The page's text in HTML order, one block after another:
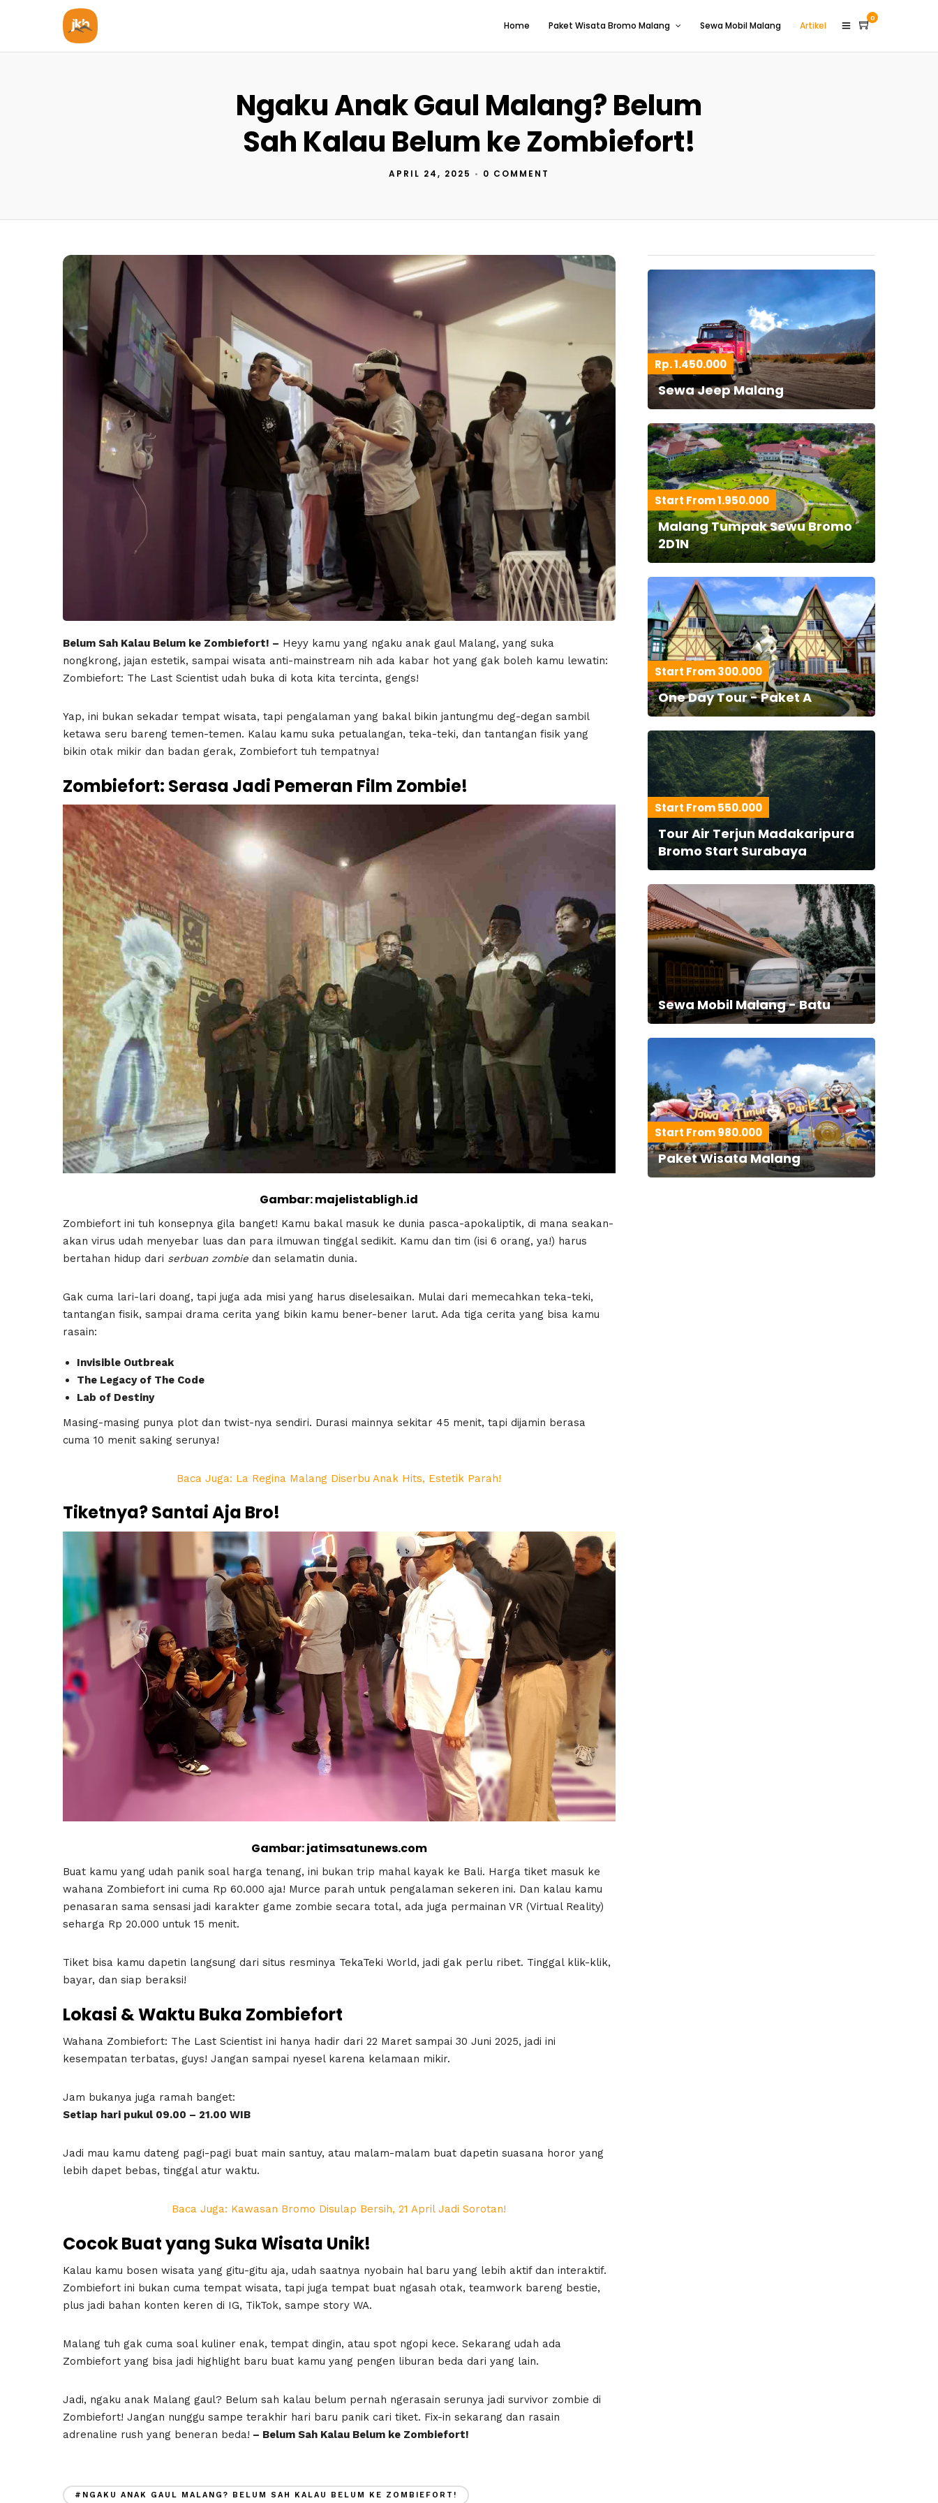
Home Paket Wisata Bromo Malang Sewa Mobil Malang Artikel
0
Ngaku Anak Gaul Malang? Belum
Sah Kalau Belum ke Zombiefort!
APRIL 24, 2025 • 0 COMMENT
Belum Sah Kalau Belum ke Zombiefort! – Heyy kamu yang ngaku anak gaul Malang, yang suka
nongkrong, jajan estetik, sampai wisata anti-mainstream nih ada kabar hot yang gak boleh kamu lewatin:
Zombiefort: The Last Scientist udah buka di kota kita tercinta, gengs!
Yap, ini bukan sekadar tempat wisata, tapi pengalaman yang bakal bikin jantungmu deg-degan sambil
ketawa seru bareng temen-temen. Kalau kamu suka petualangan, teka-teki, dan tantangan fisik yang
bikin otak mikir dan badan gerak, Zombiefort tuh tempatnya!
Zombiefort: Serasa Jadi Pemeran Film Zombie!
Gambar: majelistabligh.id
Zombiefort ini tuh konsepnya gila banget! Kamu bakal masuk ke dunia pasca-apokaliptik, di mana seakan-
akan virus udah menyebar luas dan para ilmuwan tinggal sedikit. Kamu dan tim (isi 6 orang, ya!) harus
bertahan hidup dari serbuan zombie dan selamatin dunia.
Gak cuma lari-lari doang, tapi juga ada misi yang harus diselesaikan. Mulai dari memecahkan teka-teki,
tantangan fisik, sampai drama cerita yang bikin kamu bener-bener larut. Ada tiga cerita yang bisa kamu
rasain:
Invisible Outbreak
The Legacy of The Code
Lab of Destiny
Masing-masing punya plot dan twist-nya sendiri. Durasi mainnya sekitar 45 menit, tapi dijamin berasa
cuma 10 menit saking serunya!
Baca Juga: La Regina Malang Diserbu Anak Hits, Estetik Parah!
Tiketnya? Santai Aja Bro!
Gambar: jatimsatunews.com
Buat kamu yang udah panik soal harga tenang, ini bukan trip mahal kayak ke Bali. Harga tiket masuk ke
wahana Zombiefort ini cuma Rp 60.000 aja! Murce parah untuk pengalaman sekeren ini. Dan kalau kamu
penasaran sama sensasi jadi karakter game zombie secara total, ada juga permainan VR (Virtual Reality)
seharga Rp 20.000 untuk 15 menit.
Tiket bisa kamu dapetin langsung dari situs resminya TekaTeki World, jadi gak perlu ribet. Tinggal klik-klik,
bayar, dan siap beraksi!
Lokasi & Waktu Buka Zombiefort
Wahana Zombiefort: The Last Scientist ini hanya hadir dari 22 Maret sampai 30 Juni 2025, jadi ini
kesempatan terbatas, guys! Jangan sampai nyesel karena kelamaan mikir.
Jam bukanya juga ramah banget:
Setiap hari pukul 09.00 – 21.00 WIB
Jadi mau kamu dateng pagi-pagi buat main santuy, atau malam-malam buat dapetin suasana horor yang
lebih dapet bebas, tinggal atur waktu.
Baca Juga: Kawasan Bromo Disulap Bersih, 21 April Jadi Sorotan!
Cocok Buat yang Suka Wisata Unik!
Kalau kamu bosen wisata yang gitu-gitu aja, udah saatnya nyobain hal baru yang lebih aktif dan interaktif.
Zombiefort ini bukan cuma tempat wisata, tapi juga tempat buat ngasah otak, teamwork bareng bestie,
plus jadi bahan konten keren di IG, TikTok, sampe story WA.
Malang tuh gak cuma soal kuliner enak, tempat dingin, atau spot ngopi kece. Sekarang udah ada
Zombiefort yang bisa jadi highlight baru buat kamu yang pengen liburan beda dari yang lain.
Jadi, ngaku anak Malang gaul? Belum sah kalau belum pernah ngerasain serunya jadi survivor zombie di
Zombiefort! Jangan nunggu sampe terakhir hari baru panik cari tiket. Fix-in sekarang dan rasain
adrenaline rush yang beneran beda! – Belum Sah Kalau Belum ke Zombiefort!
#NGAKU ANAK GAUL MALANG? BELUM SAH KALAU BELUM KE ZOMBIEFORT!
Rp. 1.450.000
Sewa Jeep Malang
Start From 1.950.000
Malang Tumpak Sewu Bromo
2D1N
Start From 300.000
One Day Tour - Paket A
Start From 550.000
Tour Air Terjun Madakaripura
Bromo Start Surabaya
Sewa Mobil Malang - Batu
Start From 980.000
Paket Wisata Malang